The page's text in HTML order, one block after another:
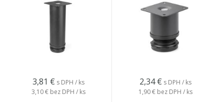
3,81 € s DPH / ks
3,10 € bez DPH / ks
2,34 € s DPH / ks
1,90 € bez DPH / ks